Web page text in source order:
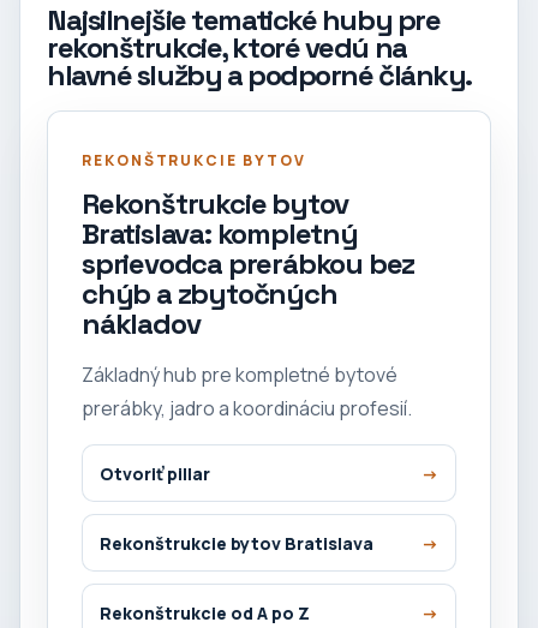
Najsilnejšie tematické huby pre
rekonštrukcie, ktoré vedú na
hlavné služby a podporné články.
REKONŠTRUKCIE BYTOV
Rekonštrukcie bytov
Bratislava: kompletný
sprievodca prerábkou bez
chýb a zbytočných
nákladov
Základný hub pre kompletné bytové
prerábky, jadro a koordináciu profesií.
Otvoriť pillar
Rekonštrukcie bytov Bratislava
Rekonštrukcie od A po Z